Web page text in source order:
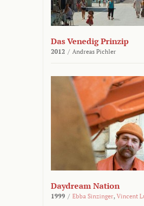
Das Venedig Prinzip
2012 / Andreas Pichler
Daydream Nation
1999 / Ebba Sinzinger, Vincent